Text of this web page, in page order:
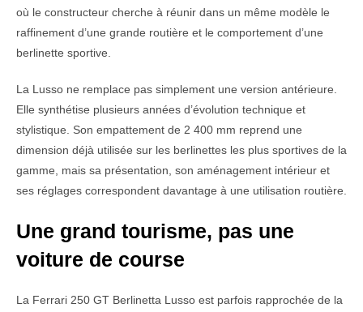
où le constructeur cherche à réunir dans un même modèle le
raffinement d’une grande routière et le comportement d’une
berlinette sportive.
La Lusso ne remplace pas simplement une version antérieure.
Elle synthétise plusieurs années d’évolution technique et
stylistique. Son empattement de 2 400 mm reprend une
dimension déjà utilisée sur les berlinettes les plus sportives de la
gamme, mais sa présentation, son aménagement intérieur et
ses réglages correspondent davantage à une utilisation routière.
Une grand tourisme, pas une
voiture de course
La Ferrari 250 GT Berlinetta Lusso est parfois rapprochée de la